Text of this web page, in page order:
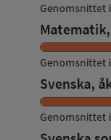
Genomsnittet i
Genomsnittet i
Svenska,
Genomsnittet i